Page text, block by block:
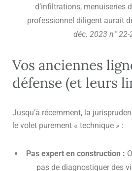
d’infiltrations, menuiseries
professionnel diligent aurait
déc. 2023 n°
Vos anciennes
défense (et leurs
Jusqu’à récemment, la
le volet purement « technique » :
Pas expert en construction :
pas de diagnostiquer des